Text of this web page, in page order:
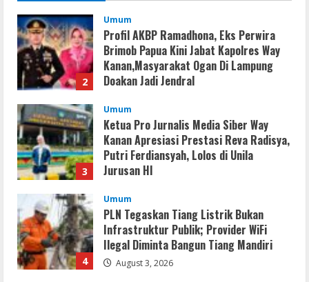
2
Umum
Profil AKBP Ramadhona, Eks Perwira
Brimob Papua Kini Jabat Kapolres Way
Kanan,Masyarakat Ogan Di Lampung
Doakan Jadi Jendral
3
Umum
Ketua Pro Jurnalis Media Siber Way
Kanan Apresiasi Prestasi Reva Radisya,
Putri Ferdiansyah, Lolos di Unila
Jurusan HI
4
Umum
PLN Tegaskan Tiang Listrik Bukan
Infrastruktur Publik; Provider WiFi
Ilegal Diminta Bangun Tiang Mandiri
August 3, 2026